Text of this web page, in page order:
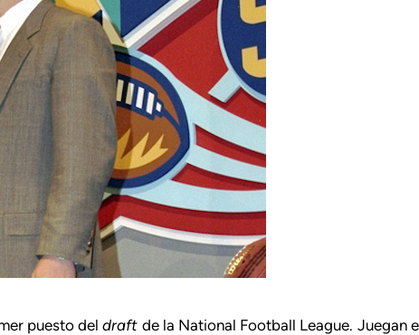
puesto deldraft de la National Football League. Juegan